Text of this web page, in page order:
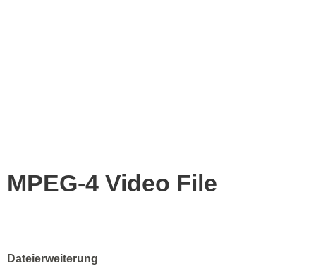
MPEG-4 Video File
Dateierweiterung